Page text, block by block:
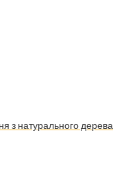
з натурального дерева